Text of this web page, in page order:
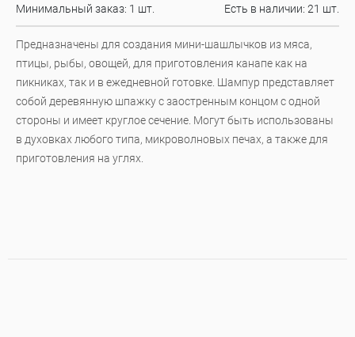
Минимальный заказ: 1 шт.
Есть в наличии: 21 шт.
Предназначены для создания мини-шашлычков из мяса,
птицы, рыбы, овощей, для приготовления канапе как на
пикниках, так и в ежедневной готовке. Шампур представляет
собой деревянную шпажку с заостренным концом с одной
стороны и имеет круглое сечение. Могут быть использованы
в духовках любого типа, микроволновых печах, а также для
приготовления на углях.